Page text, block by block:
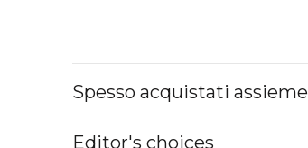
Spesso acquistati assieme
Editor's choices